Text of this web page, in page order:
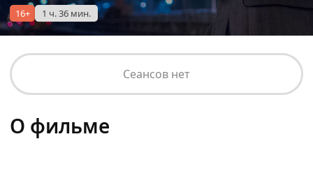
16+ 1 ч. 36 мин.
Сеансов нет
О фильме